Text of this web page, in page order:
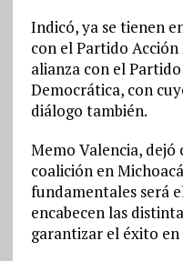
Indicó, ya se tienen
con el Partido
alianza con el
Democrática, con
diálogo también.
Memo Valencia,
coalición en
fundamentales será
encabecen las
garantizar el éxito en